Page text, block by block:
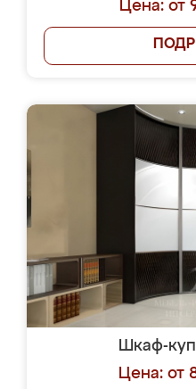
Цена: от
Шкаф-
Цена: от